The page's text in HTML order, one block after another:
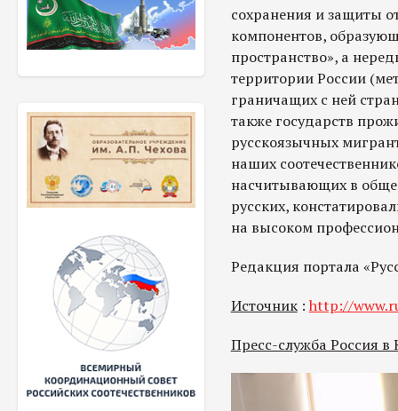
сохранения и защиты
компонентов,
пространство», а
территории России
граничащих с ней
также государств
русскоязычных
наших
насчитывающих в
русских,
на высоком
Редакция портала
Источник: http://
Пресс-служба Россия в